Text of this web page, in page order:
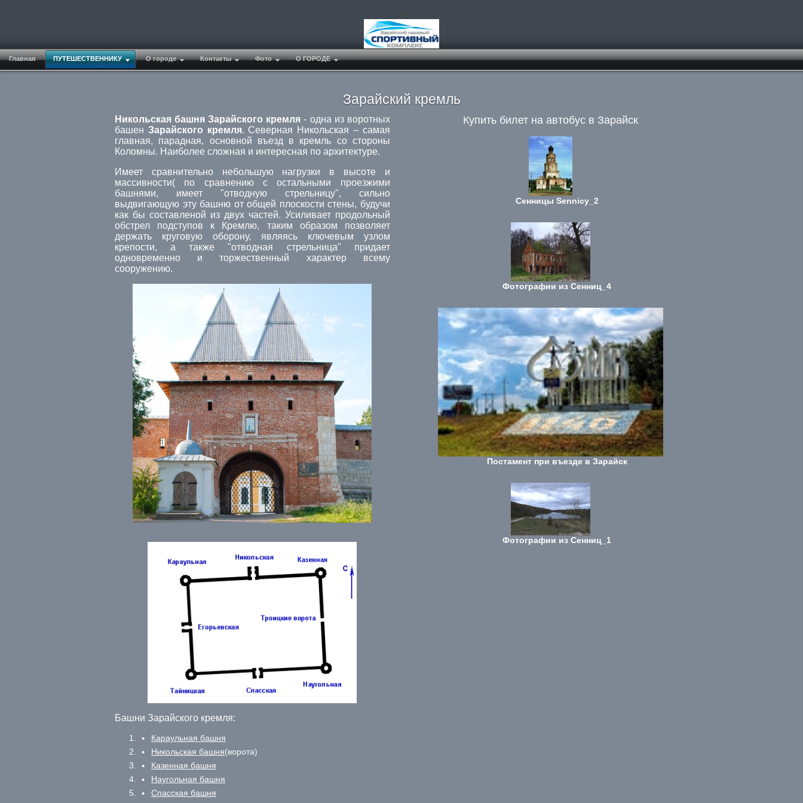
Главная ПУТЕШЕСТВЕННИКУ О городе Контакты Фото О ГОРОДЕ
Зарайский кремль
Никольская башня Зарайского кремля - одна из воротных
башен Зарайского кремля. Северная Никольская – самая
главная, парадная, основной въезд в кремль со стороны
Коломны. Наиболее сложная и интересная по архитектуре.
Имеет сравнительно небольшую нагрузки в высоте и
массивности( по сравнению с остальными проезжими
башнями, имеет "отводную стрельницу", сильно
выдвигающую эту башню от общей плоскости стены, будучи
как бы составленой из двух частей. Усиливает продольный
обстрел подступов к Кремлю, таким образом позволяет
держать круговую оборону, являясь ключевым узлом
крепости, а также "отводная стрельница" придает
одновременно и торжественный характер всему
сооружению.
Башни Зарайского кремля:
Караульная башня
Никольская башня(ворота)
Казенная башня
Наугольная башня
Спасская башня
Купить билет на автобус в Зарайск
Сенницы Sennicy_2
Фотографии из Сенниц_4
Постамент при въезде в Зарайск
Фотографии из Сенниц_1